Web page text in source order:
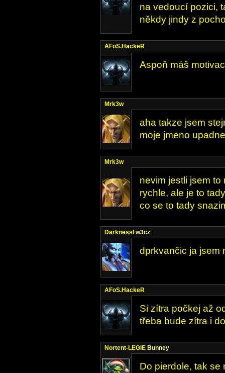
na vedoucí pozici,
někdy jindy z
AFoS.HackeR
Aspoň máš
Mrk3w
aha takze jsem
moje jmeno
Mrk3w
nevim jestli jsem
rychle, ale je to
co se to tady
DarknessI w3cz
dprkvančic ja jsem
AFoS.HackeR
Si zítra počkej až
třeba bude zítra i
Nortent-LEGIE Bunney
Do pierdole, tak se